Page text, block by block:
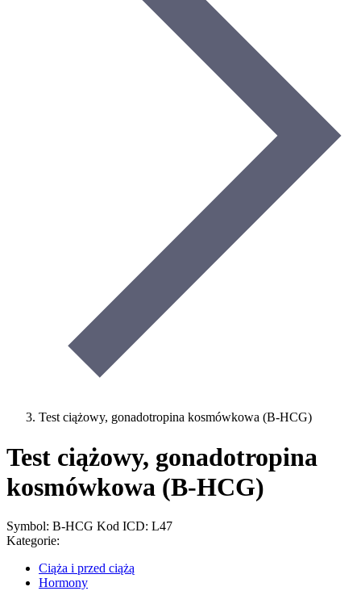
Test ciążowy, gonadotropina kosmówkowa (B-HCG)
Test ciążowy, gonadotropina
kosmówkowa (B-HCG)
Symbol: B-HCG Kod ICD: L47
Kategorie:
Ciąża i przed ciążą
Hormony